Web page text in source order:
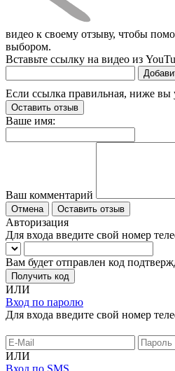
видео к своему отзыву, чтобы
выбором.
Вставьте ссылку на видео из
Если ссылка правильная, ниже вы
Оставить отзыв
Ваше имя:
Ваш комментарий
Отмена Оставить отзыв
Авторизация
Для входа введите свой номер
Вам будет отправлен код
Получить код
ИЛИ
Вход по паролю
Для входа введите свой номер
ИЛИ
Вход по SMS